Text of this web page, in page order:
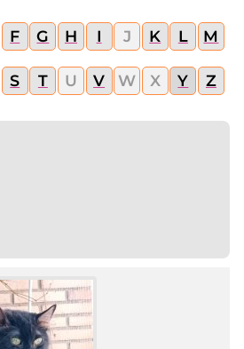
F G H I J K L M
S T U V W X Y Z